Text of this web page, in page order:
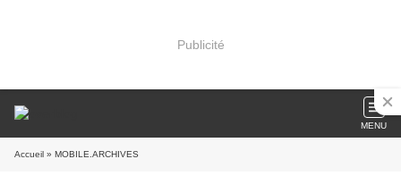
Publicité
MENU
Accueil » MOBILE.ARCHIVES